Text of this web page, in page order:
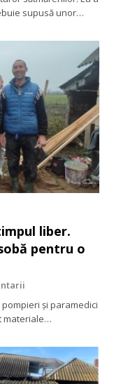
supusă unor…
liber.
pentru o
şi paramedici
materiale…